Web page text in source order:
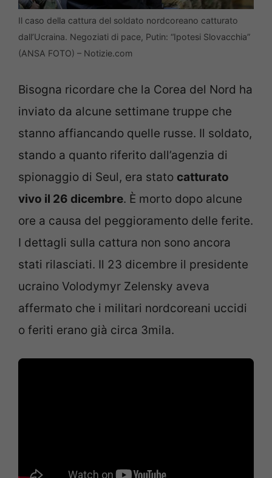
Il caso della cattura del soldato nordcoreano catturato
dall’Ucraina. Negoziati di pace, Putin: “Ipotesi Slovacchia”
(ANSA FOTO) – Notizie.com
Bisogna ricordare che la Corea del Nord ha
inviato da alcune settimane truppe che
stanno affiancando quelle russe. Il soldato,
stando a quanto riferito dall’agenzia di
spionaggio di Seul, era stato catturato
vivo il 26 dicembre. È morto dopo alcune
ore a causa del peggioramento delle ferite.
I dettagli sulla cattura non sono ancora
stati rilasciati. Il 23 dicembre il presidente
ucraino Volodymyr Zelensky aveva
affermato che i militari nordcoreani uccidi
o feriti erano già circa 3mila.